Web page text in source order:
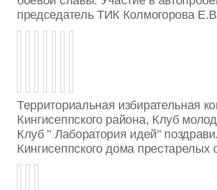
председатель ТИК Колмогорова
Территориальная избирательная
Кингисеппского района, Клуб
Клуб " Лаборатория идей"
Кингисеппского дома